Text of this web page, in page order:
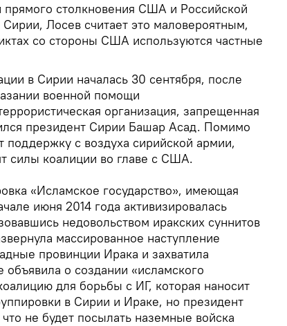
прямого столкновения США и Российской
Лосев считает это маловероятным,
со стороны США используются частные
в Сирии началась 30 сентября, после
военной помощи
организация, запрещенная
президент Сирии Башар Асад. Помимо
поддержку с воздуха сирийской армии,
силы коалиции во главе с США.
«Исламское государство», имеющая
июня 2014 года активизировалась
недовольством иракских суннитов
массированное наступление
провинции Ирака и захватила
о создании «исламского
для борьбы с ИГ, которая наносит
в Сирии и Ираке, но президент
не будет посылать наземные войска